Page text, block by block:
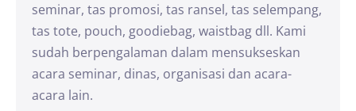
seminar, tas promosi, tas ransel, tas selempang,
tas tote, pouch, goodiebag, waistbag dll. Kami
sudah berpengalaman dalam mensukseskan
acara seminar, dinas, organisasi dan acara-
acara lain.